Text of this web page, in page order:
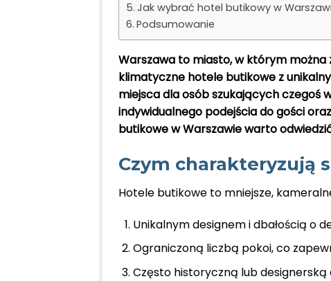
Jak wybrać hotel butikowy w
Podsumowanie
Warszawa to miasto, w którym można
klimatyczne hotele butikowe z
miejsca dla osób szukających czegoś
indywidualnego podejścia do gości
butikowe w Warszawie warto
Czym charakteryzują
Hotele butikowe to mniejsze,
Unikalnym designem i dbałością o
Ograniczoną liczbą pokoi, co
Często historyczną lub